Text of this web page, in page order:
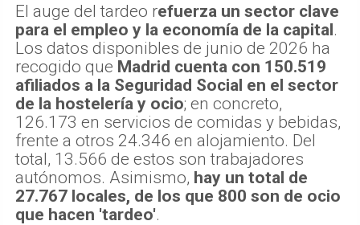
El auge del tardeo refuerza un sector clave
para el empleo y la economía de la capital.
Los datos disponibles de junio de 2026 ha
recogido que Madrid cuenta con 150.519
afiliados a la Seguridad Social en el sector
de la hostelería y ocio; en concreto,
126.173 en servicios de comidas y bebidas,
frente a otros 24.346 en alojamiento. Del
total, 13.566 de estos son trabajadores
autónomos. Asimismo, hay un total de
27.767 locales, de los que 800 son de ocio
que hacen 'tardeo'.